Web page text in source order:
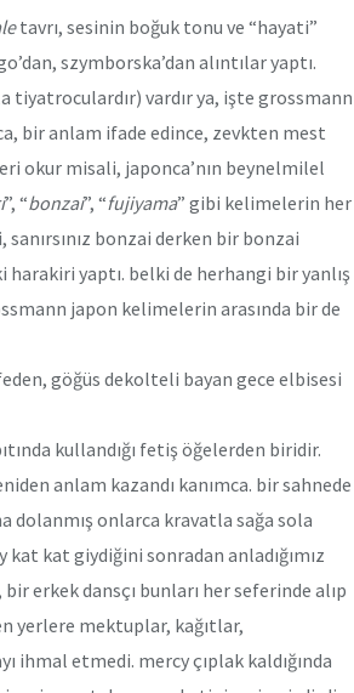
tavrı, sesinin boğuk tonu ve “hayati”
szymborska’dan alıntılar yaptı.
vardır ya, işte grossmann
bir anlam ifade edince, zevkten mest
okur misali, japonca’nın beynelmilel
”, “bonzai”, “fujiyama” gibi kelimelerin her
bonzai derken bir bonzai
harakiri yaptı. belki de herhangi bir yanlış
japon kelimelerin arasında bir de
göğüs dekolteli bayan gece elbisesi
kullandığı fetiş öğelerden biridir.
anlam kazandı kanımca. bir sahnede
dolanmış onlarca kravatla sağa sola
kat giydiğini sonradan anladığımız
erkek dansçı bunları her seferinde alıp
yerlere mektuplar, kağıtlar,
ihmal etmedi. mercy çıplak kaldığında